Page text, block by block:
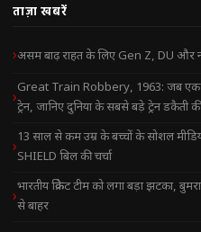
ताज़ा खबरें
असम बाढ़ राहत के लिए Gen Z, DU और
Great Train Robbery, 1963: जब एक
ट्रेन, जानिए दुनिया के सबसे बड़े ट्रेन डकैती
13 साल से कम उम्र के बच्चों के सोशल
SHIELD बिल की चर्चा
भारतीय क्रिकेट टीम को लगा बड़ा झटका,
से बाहर